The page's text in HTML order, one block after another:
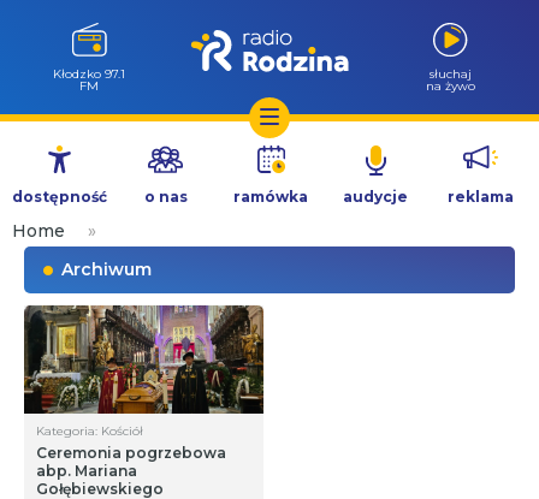
Przejdź
treści
Wołów 99.6
FM
słuchaj
na żywo
dostępność o nas ramówka audycje reklama
Home
»
Archiwum
Kategoria: Kościół
Ceremonia pogrzebowa
abp. Mariana
Gołębiewskiego